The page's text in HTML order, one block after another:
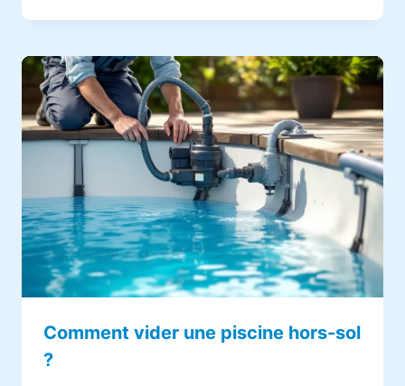
Comment vider une piscine hors-sol
?